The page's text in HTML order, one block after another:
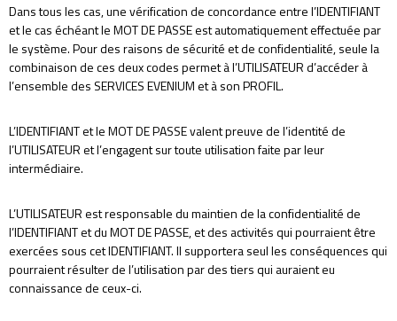
Dans tous les cas, une vérification de concordance entre l’IDENTIFIANT
et le cas échéant le MOT DE PASSE est automatiquement effectuée par
le système. Pour des raisons de sécurité et de confidentialité, seule la
combinaison de ces deux codes permet à l’UTILISATEUR d’accéder à
l’ensemble des SERVICES EVENIUM et à son PROFIL.
L’IDENTIFIANT et le MOT DE PASSE valent preuve de l’identité de
l’UTILISATEUR et l’engagent sur toute utilisation faite par leur
intermédiaire.
L’UTILISATEUR est responsable du maintien de la confidentialité de
l’IDENTIFIANT et du MOT DE PASSE, et des activités qui pourraient être
exercées sous cet IDENTIFIANT. Il supportera seul les conséquences qui
pourraient résulter de l’utilisation par des tiers qui auraient eu
connaissance de ceux-ci.